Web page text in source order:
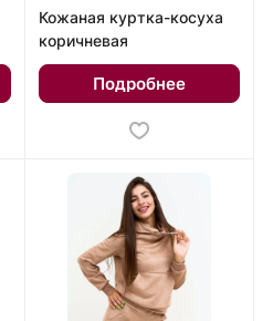
Кожаная куртка-косуха
коричневая
Подробнее